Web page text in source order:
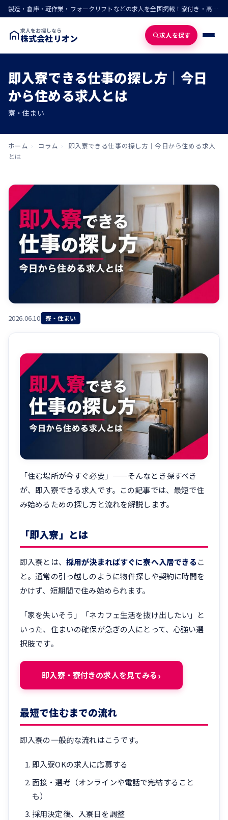
製造・倉庫・軽作業・フォークリフトなどの求人を全国掲載！寮付き・高収入・即入寮の仕事が見つかる
求人をお探しなら
株式会社リオン 求人を探す
即入寮できる仕事の探し方｜今日
から住める求人とは
寮・住まい
ホーム › コラム › 即入寮できる仕事の探し方｜今日から住める求人
とは
2026.06.10 寮・住まい
「住む場所が今すぐ必要」——そんなとき探すべき
が、即入寮できる求人です。この記事では、最短で住
み始めるための探し方と流れを解説します。
「即入寮」とは
即入寮とは、 採用が決まればすぐに寮へ入居できるこ
と。通常の引っ越しのように物件探しや契約に時間を
かけず、短期間で住み始められます。
「家を失いそう」「ネカフェ生活を抜け出したい」と
いった、住まいの確保が急ぎの人にとって、心強い選
択肢です。
即入寮・寮付きの求人を見てみる
最短で住むまでの流れ
即入寮の一般的な流れはこうです。
即入寮OKの求人に応募する
面接・選考（オンラインや電話で完結すること
も）
採用決定後、入寮日を調整